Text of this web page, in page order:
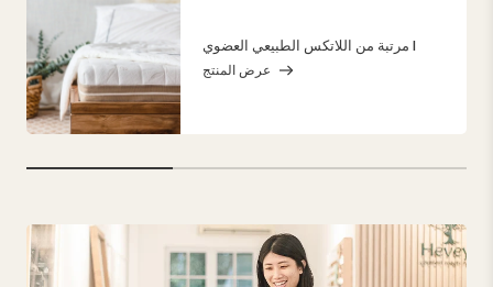
مرتبة من اللاتكس الطبيعي العضوي I
عرض المنتج